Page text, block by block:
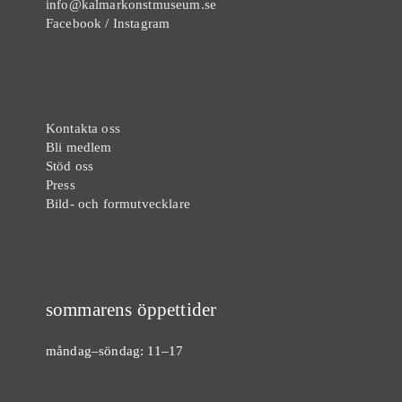
info@kalmarkonstmuseum.se
Facebook / Instagram
Kontakta oss
Bli medlem
Stöd oss
Press
Bild- och formutvecklare
sommarens öppettider
måndag–söndag: 11–17